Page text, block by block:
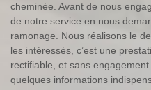
cheminée. Avant de nous
de notre service en nous
ramonage. Nous réalisons le
les intéressés, c’est une
rectifiable, et sans
quelques informations